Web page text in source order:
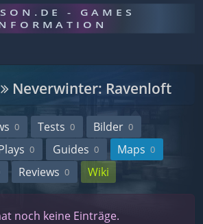
- GAMES
Neverwinter: Ravenloft
0 Tests 0 Bilder 0
0 Guides 0 Maps 0
Reviews 0 Wiki
noch keine Einträge.